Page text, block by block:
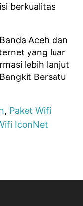
berkualitas
Aceh dan
yang luar
lebih lanjut
Bersatu
, Paket Wifi
IconNet